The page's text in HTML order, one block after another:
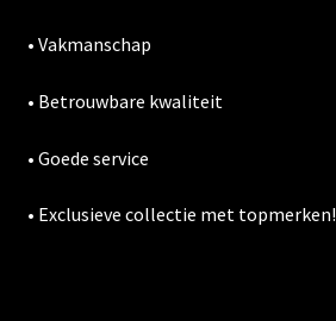
• Vakmanschap
• Betrouwbare kwaliteit
• Goede service
• Exclusieve collectie met topmerken!